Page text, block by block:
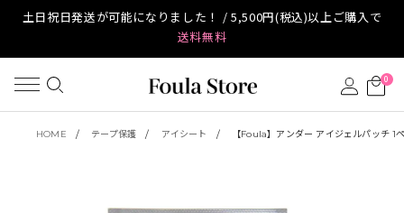
土日祝日発送が可能になりました！ / 5,500円(税込)以上ご購入で
送料無料
0
HOME テープ保護 アイシート 【Foula】アンダー アイジェルパッチ 1